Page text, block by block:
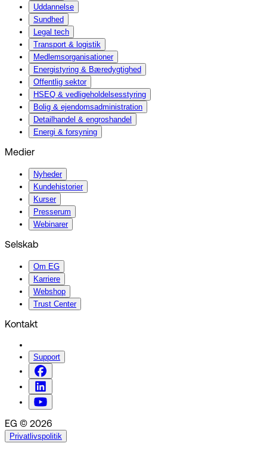
Uddannelse
Sundhed
Legal tech
Transport & logistik
Medlemsorganisationer
Energistyring & Bæredygtighed
Offentlig sektor
HSEQ & vedligeholdelsesstyring
Bolig & ejendomsadministration
Detailhandel & engroshandel
Energi & forsyning
Medier
Nyheder
Kundehistorier
Kurser
Presserum
Webinarer
Selskab
Om EG
Karriere
Webshop
Trust Center
Kontakt
Support
EG © 2026
Privatlivspolitik